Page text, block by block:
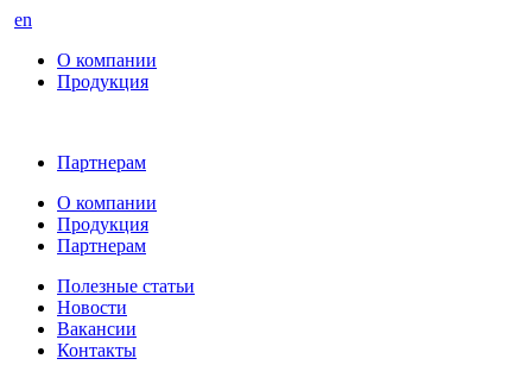
en
О компании
Продукция
Партнерам
О компании
Продукция
Партнерам
Полезные статьи
Новости
Вакансии
Контакты